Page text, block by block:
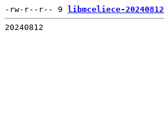
-rw-r--r-- 9 libmceliece-20240812